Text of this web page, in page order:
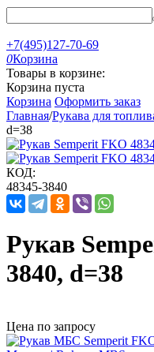
+7(495)127-70-69
0Корзина
Товары в корзине:
Корзина пуста
Корзина Оформить заказ
Главная/Рукава для
d=38
КОД:
48345-3840
Рукав
3840, d=38
Цена по запросу